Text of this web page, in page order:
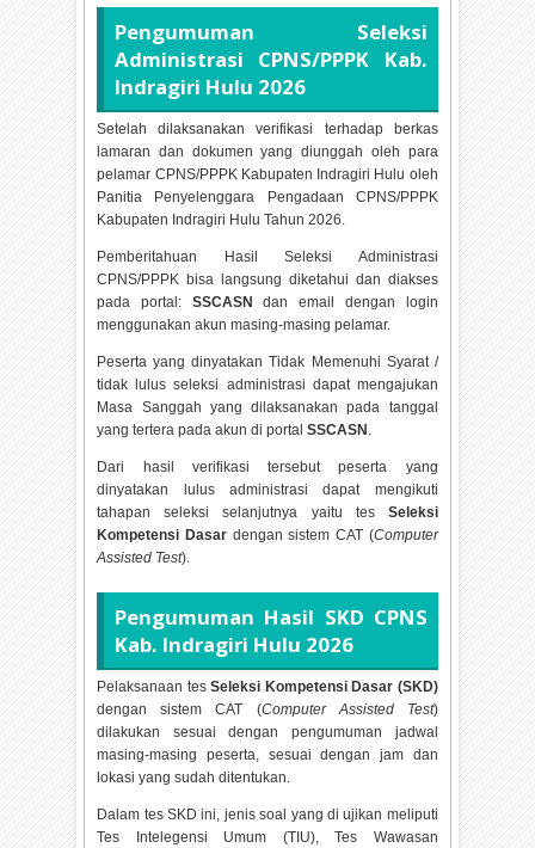
Pengumuman Seleksi
Administrasi CPNS/PPPK Kab.
Indragiri Hulu 2026
Setelah dilaksanakan verifikasi terhadap berkas
lamaran dan dokumen yang diunggah oleh para
pelamar CPNS/PPPK Kabupaten Indragiri Hulu oleh
Panitia Penyelenggara Pengadaan CPNS/PPPK
Kabupaten Indragiri Hulu Tahun2026.
Pemberitahuan Hasil Seleksi Administrasi
CPNS/PPPK bisa langsung diketahui dan diakses
pada portal: SSCASN
dan email dengan login
menggunakan akun masing-masing pelamar.
Peserta yang dinyatakan Tidak Memenuhi Syarat /
tidak lulus seleksi administrasi dapat mengajukan
Masa Sanggah yang dilaksanakan pada tanggal
yang tertera pada akun di portalSSCASN .
Dari hasil verifikasi tersebut peserta yang
dinyatakan lulus administrasi dapat mengikuti
tahapan seleksi selanjutnya yaitu tes Seleksi
Kompetensi Dasar dengan sistem CAT (Computer
Assisted Test).
Pengumuman Hasil SKD CPNS
Kab. Indragiri Hulu 2026
Pelaksanaan tesSeleksi Kompetensi Dasar (SKD)
dengan sistem CAT (Computer Assisted Test)
dilakukan sesuai dengan pengumuman jadwal
masing-masing peserta, sesuai dengan jam dan
lokasi yang sudah ditentukan.
Dalam tes SKD ini, jenis soal yang di ujikan meliputi
Tes Intelegensi Umum (TIU), Tes Wawasan